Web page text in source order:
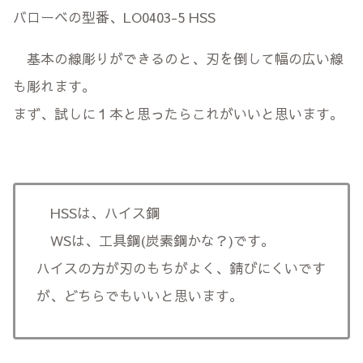
バローベの型番、LO0403-5 HSS
基本の線彫りができるのと、刃を倒して幅の広い線
も彫れます。
まず、試しに１本と思ったらこれがいいと思います。
HSSは、ハイス鋼
WSは、工具鋼(炭素鋼かな？)です。
ハイスの方が刃のもちがよく、錆びにくいです
が、どちらでもいいと思います。